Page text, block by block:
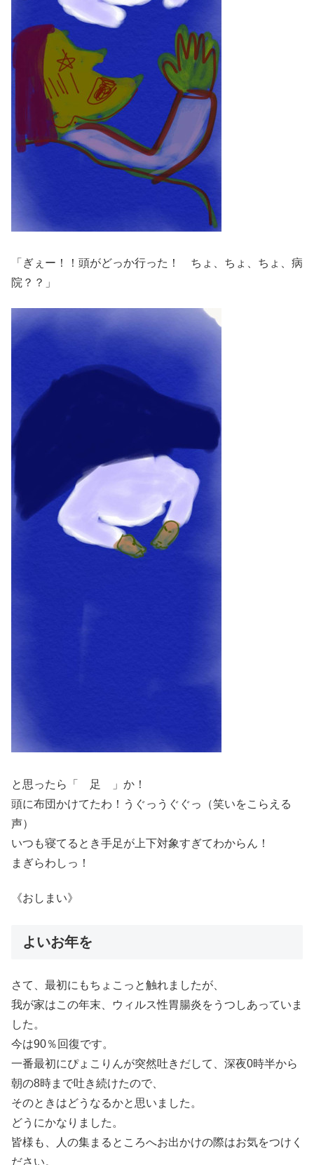
「ぎぇー！！頭がどっか行った！ ちょ、ちょ、ちょ、病
院？？」
と思ったら「 足 」か！
頭に布団かけてたわ！うぐっうぐぐっ（笑いをこらえる
声）
いつも寝てるとき手足が上下対象すぎてわからん！
まぎらわしっ！
《おしまい》
よいお年を
さて、最初にもちょこっと触れましたが、
我が家はこの年末、ウィルス性胃腸炎をうつしあっていま
した。
今は90％回復です。
一番最初にぴょこりんが突然吐きだして、深夜0時半から
朝の8時まで吐き続けたので、
そのときはどうなるかと思いました。
どうにかなりました。
皆様も、人の集まるところへお出かけの際はお気をつけく
ださい。